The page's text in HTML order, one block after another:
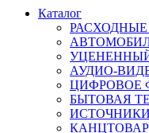
Каталог
АУДИО-
ЦИФРОВОЕ
БЫТОВАЯ